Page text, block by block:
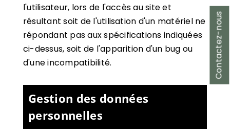
l'utilisateur, lors de l'accès au site et
résultant soit de l'utilisation d'un matériel ne
répondant pas aux spécifications indiquées
ci-dessus, soit de l'apparition d'un bug ou
d'une incompatibilité.
Gestion des données
personnelles
Contactez-nous